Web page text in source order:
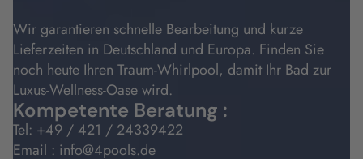
Wir garantieren schnelle Bearbeitung und kurze
Lieferzeiten in Deutschland und Europa. Finden Sie
noch heute Ihren Traum-Whirlpool, damit Ihr Bad zur
Luxus-Wellness-Oase wird.
Kompetente Beratung :
Tel: +49 / 421 / 24339422
Email : info@4pools.de